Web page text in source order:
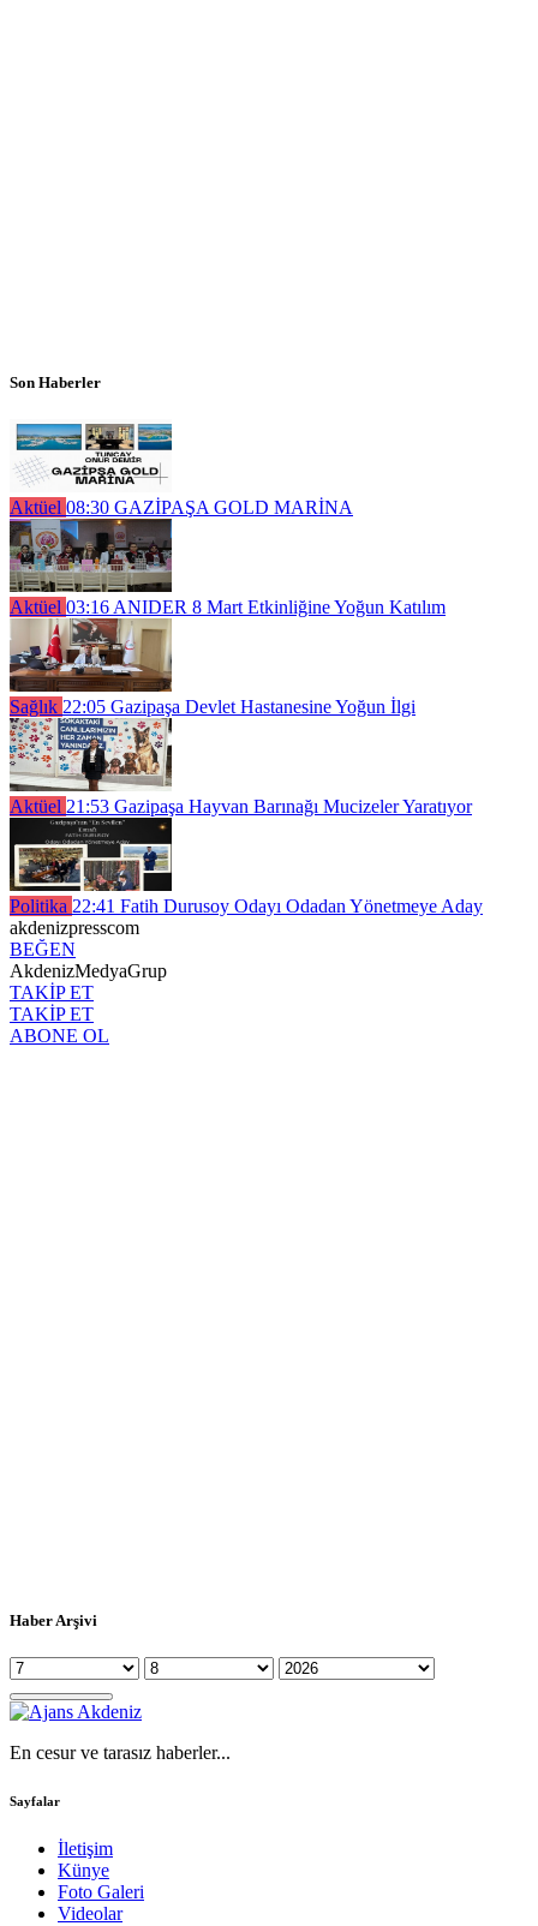
Son Haberler
Aktüel 08:30 GAZİPAŞA GOLD MARİNA
Aktüel 03:16 ANIDER 8 Mart Etkinliğine Yoğun Katılım
Sağlık 22:05 Gazipaşa Devlet Hastanesine Yoğun İlgi
Aktüel 21:53 Gazipaşa Hayvan Barınağı Mucizeler Yaratıyor
Politika 22:41 Fatih Durusoy Odayı Odadan Yönetmeye Aday
akdenizpresscom
BEĞEN
AkdenizMedyaGrup
TAKİP ET
TAKİP ET
ABONE OL
Haber Arşivi
En cesur ve tarasız haberler...
Sayfalar
İletişim
Künye
Foto Galeri
Videolar